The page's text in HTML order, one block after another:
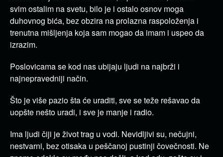
svim ostalim na svetu, bilo je i ostalo osnov moga
duhovnog bića, bez obzira na prolazna raspoloženja i
trenutna mišljenja koja sam mogao da imam i uspeo da
izrazim.
Poslovicama se kod nas ubijaju ljudi na najbrži i
najnepravedniji način.
Što je više pazio šta će uraditi, sve se teže rešavao da
uopšte nešto uradi, i sve je manje i radio.
Ima ljudi čiji je život trag u vodi. Nevidljivi su, nečujni,
nestvarni, bez otisaka u peščanoj pustinji čovečnosti. Ne